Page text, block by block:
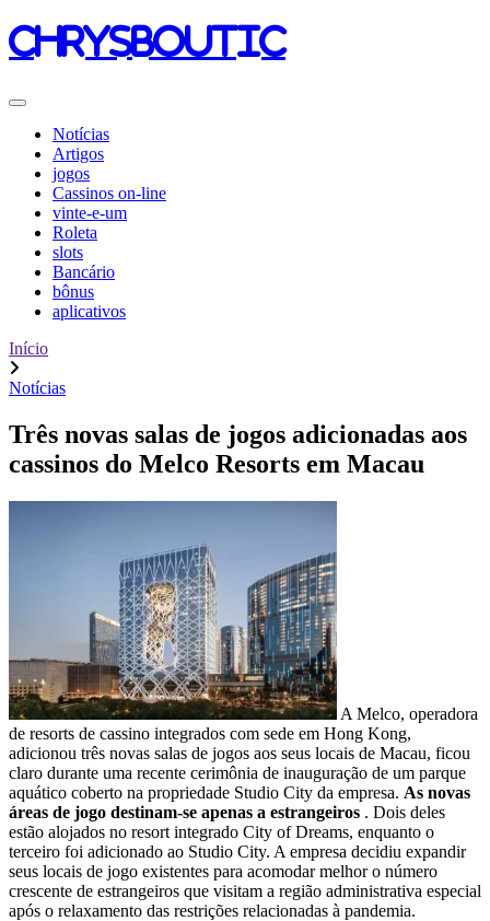
chrysboutic
Notícias
Artigos
jogos
Cassinos on-line
vinte-e-um
Roleta
slots
Bancário
bônus
aplicativos
Início
Notícias
Três novas salas de jogos adicionadas aos
cassinos do Melco Resorts em Macau
A Melco, operadora
de resorts de cassino integrados com sede em Hong Kong,
adicionou três novas salas de jogos aos seus locais de Macau, ficou
claro durante uma recente cerimônia de inauguração de um parque
aquático coberto na propriedade Studio City da empresa. As novas
áreas de jogo destinam-se apenas a estrangeiros . Dois deles
estão alojados no resort integrado City of Dreams, enquanto o
terceiro foi adicionado ao Studio City. A empresa decidiu expandir
seus locais de jogo existentes para acomodar melhor o número
crescente de estrangeiros que visitam a região administrativa especial
após o relaxamento das restrições relacionadas à pandemia.